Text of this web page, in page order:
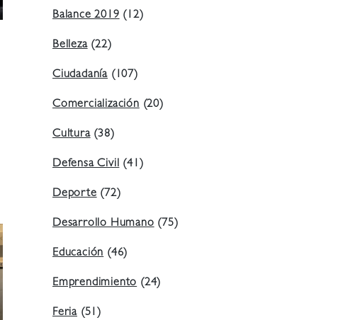
Balance 2019(12)
Belleza(22)
Ciudadanía (107)
Comercialización(20)
Cultura(38)
Defensa Civil(41)
Deporte(72)
Desarrollo Humano(75)
Educación(46)
Emprendimiento(24)
Feria (51)